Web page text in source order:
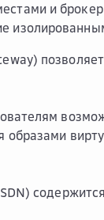
и
образами